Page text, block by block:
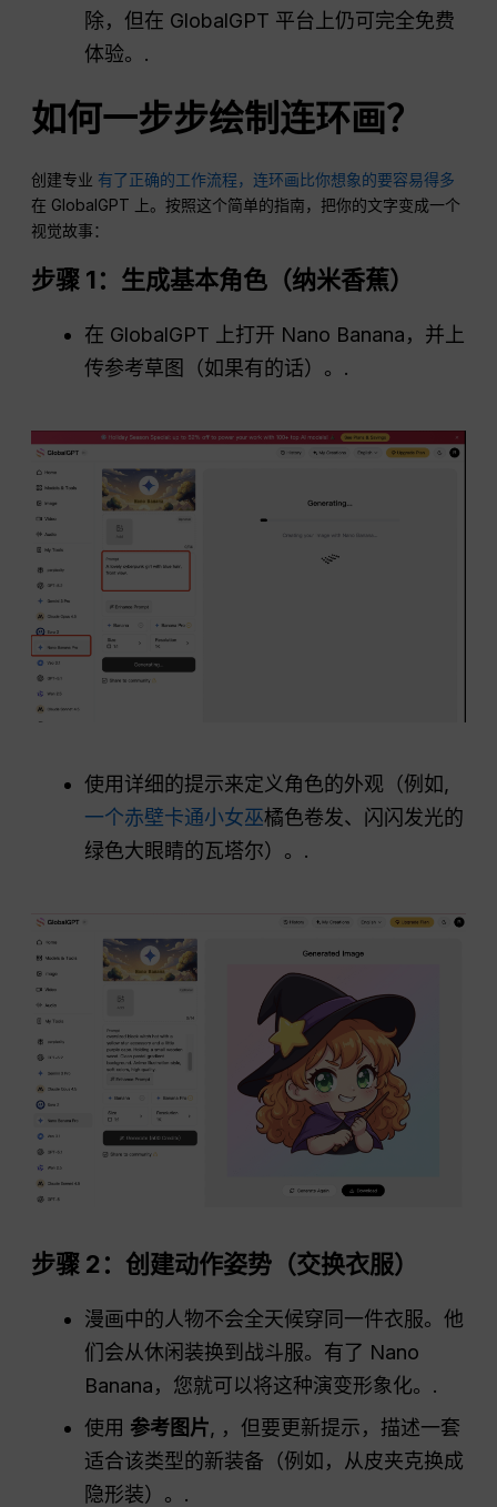
除，但在 GlobalGPT 平台上仍可完全免费
体验。.
如何一步步绘制连环画？
创建专业 有了正确的工作流程，连环画比你想象的要容易得多
在 GlobalGPT 上。按照这个简单的指南，把你的文字变成一个
视觉故事：
步骤 1：生成基本角色（纳米香蕉）
在 GlobalGPT 上打开 Nano Banana，并上
传参考草图（如果有的话）。.
使用详细的提示来定义角色的外观（例如,
一个赤壁卡通小女巫橘色卷发、闪闪发光的
绿色大眼睛的瓦塔尔）。.
步骤 2：创建动作姿势（交换衣服）
漫画中的人物不会全天候穿同一件衣服。他
们会从休闲装换到战斗服。有了 Nano
Banana，您就可以将这种演变形象化。.
使用 参考图片, ，但要更新提示，描述一套
适合该类型的新装备（例如，从皮夹克换成
隐形装）。.